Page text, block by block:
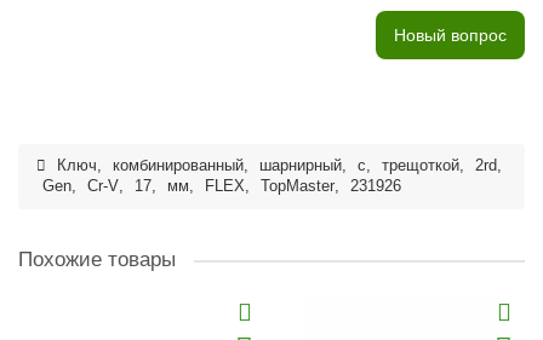
Новый вопрос
Ключ, комбинированный, шарнирный, с, трещоткой, 2rd,
Gen, Cr-V, 17, мм, FLEX, TopMaster, 231926
Похожие товары